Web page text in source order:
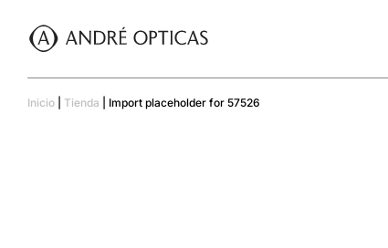
Inicio Tienda Import placeholder for 57526